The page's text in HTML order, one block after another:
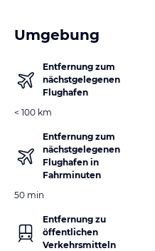
Umgebung
Entfernung zum
nächstgelegenen
Flughafen
< 100 km
Entfernung zum
nächstgelegenen
Flughafen in
Fahrminuten
50 min
Entfernung zu
öffentlichen
Verkehrsmitteln